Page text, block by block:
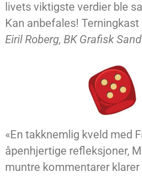
livets viktigste verdier ble
Kan anbefales! Terningkast
Eiril Roberg, BK Grafisk
«En takknemlig kveld med
åpenhjertige refleksjoner,
muntre kommentarer klarer